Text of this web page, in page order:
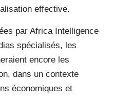
effective.
par Africa Intelligence
spécialisés, les
encore les
dans un contexte
économiques et